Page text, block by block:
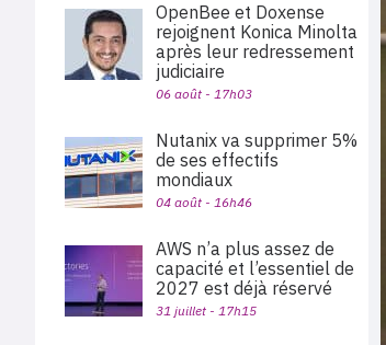
OpenBee et Doxense
rejoignent Konica Minolta
après leur redressement
judiciaire
06 août - 17h03
Nutanix va supprimer 5%
de ses effectifs
mondiaux
04 août - 16h46
AWS n’a plus assez de
capacité et l’essentiel de
2027 est déjà réservé
31 juillet - 17h15